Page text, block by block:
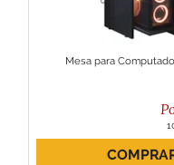
Mesa para
ou